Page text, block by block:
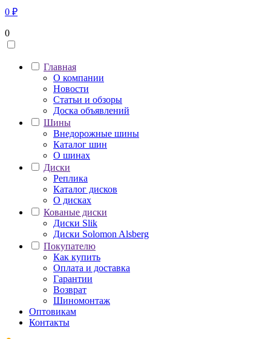
0 ₽
0
Главная
О компании
Новости
Статьи и обзоры
Доска объявлений
Шины
Внедорожные шины
Каталог шин
О шинах
Диски
Реплика
Каталог дисков
О дисках
Кованые диски
Диски Slik
Диски Solomon Alsberg
Покупателю
Как купить
Оплата и доставка
Гарантии
Возврат
Шиномонтаж
Оптовикам
Контакты